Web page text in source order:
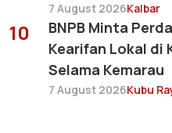
7 August 2026Kalbar
10
BNPB Minta
Kearifan Lokal di
Selama Kemarau
7 August 2026Kubu